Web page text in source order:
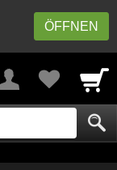
ÖFFNEN